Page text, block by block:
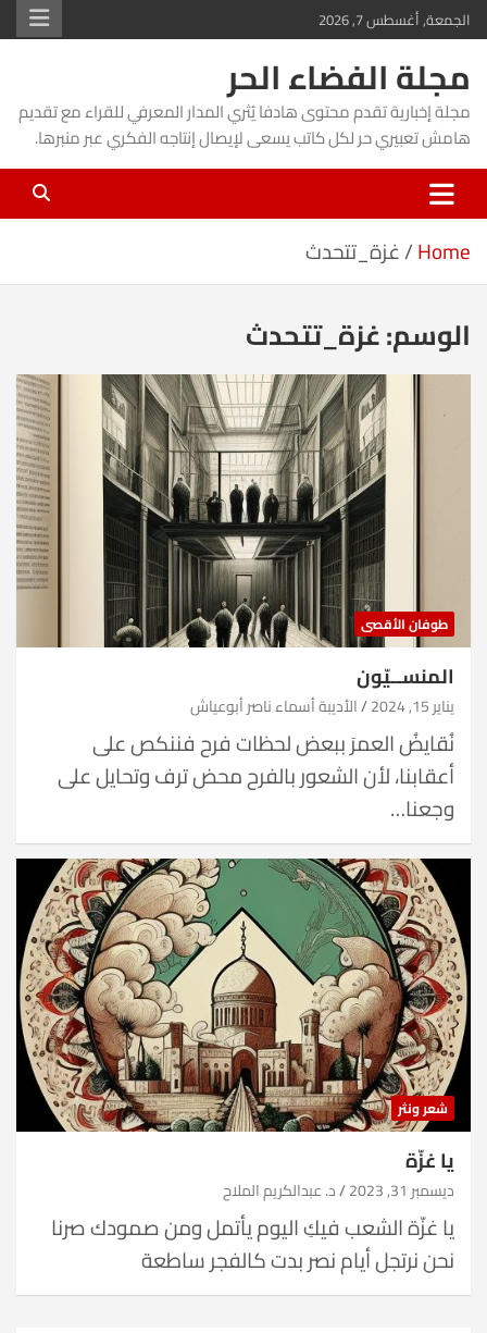
Skip
to
content
الجمعة, أغسطس 7, 2026
مجلة الفضاء الحر
مجلة إخبارية تقدم محتوى هادفا يُثري المدار المعرفي للقراء مع تقديم
هامش تعبيري حر لكل كاتب يسعى لإيصال إنتاجه الفكري عبر منبرها.
Home غزة_تتحدث
الوسم:غزة_تتحدث
طوفان الأقصى
المنســيّون
يناير 15, 2024 الأديبة أسماء ناصر أبوعياش
نُقايضُ العمرَ ببعض لحظات فرح فننكص على
أعقابنا، لأن الشعور بالفرح محض ترف وتحايل على
وجعنا…
شعر ونثر
يا غزّة
ديسمبر 31, 2023 د. عبدالكريم الملاح
يا غزّة الشعب فيكِ اليوم يأتمل ومن صمودك صرنا
نحن نرتجل أيام نصر بدت كالفجر ساطعة